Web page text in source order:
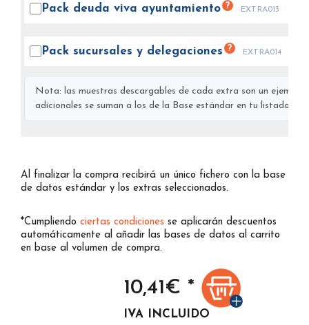
Pack deuda viva ayuntamiento ? EXTRA013
Pack sucursales y delegaciones ? EXTRA014
Nota: las muestras descargables de cada extra son un
adicionales se suman a los de la Base estándar en tu listado
Al finalizar la compra recibirá un único fichero con la base
de datos estándar y los extras seleccionados.
*Cumpliendo ciertas condiciones se aplicarán descuentos
automáticamente al añadir las bases de datos al carrito
en base al volumen de compra.
10,41€ *
IVA INCLUIDO